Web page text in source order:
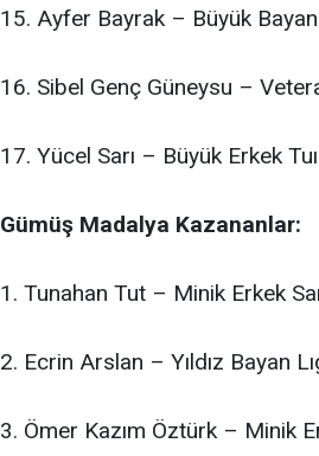
15. Ayfer Bayrak – Büyük
16. Sibel Genç Güneysu –
17. Yücel Sarı – Büyük Erkek
Gümüş Madalya Kazananlar:
1. Tunahan Tut – Minik Erkek
2. Ecrin Arslan – Yıldız Bayan
3. Ömer Kazım Öztürk – Minik